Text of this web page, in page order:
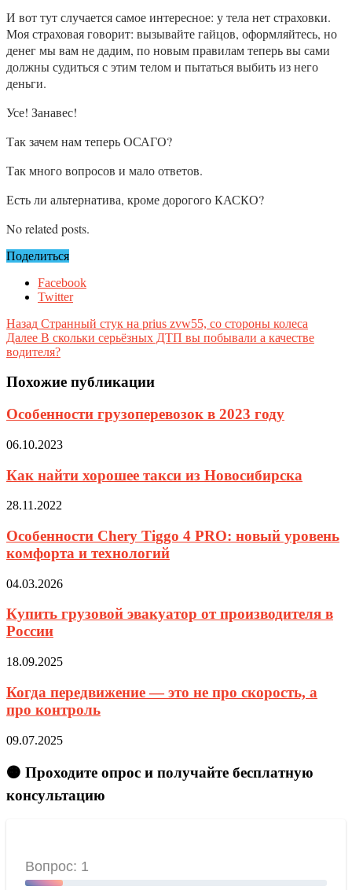
И вот тут случается самое интересное: у тела нет страховки.
Моя страховая говорит: вызывайте гайцов, оформляйтесь, но
денег мы вам не дадим, по новым правилам теперь вы сами
должны судиться с этим телом и пытаться выбить из него
деньги.
Усе! Занавес!
Так зачем нам теперь ОСАГО?
Так много вопросов и мало ответов.
Есть ли альтернатива, кроме дорогого КАСКО?
No related posts.
Поделиться
Facebook
Twitter
Назад Странный стук на prius zvw55, со стороны колеса
Далее В скольки серьёзных ДТП вы побывали а качестве
водителя?
Похожие публикации
Особенности грузоперевозок в 2023 году
06.10.2023
Как найти хорошее такси из Новосибирска
28.11.2022
Особенности Chery Tiggo 4 PRO: новый уровень
комфорта и технологий
04.03.2026
Купить грузовой эвакуатор от производителя в
России
18.09.2025
Когда передвижение — это не про скорость, а
про контроль
09.07.2025
🟠 Проходите опрос и получайте бесплатную
консультацию